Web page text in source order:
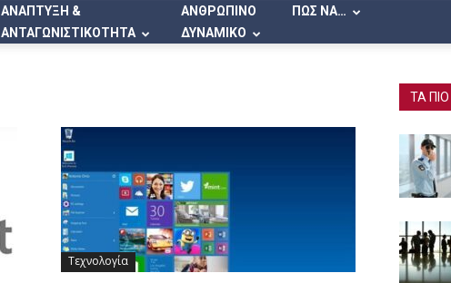
ΑΝΑΠΤΥΞΗ &
ΑΝΤΑΓΩΝΙΣΤΙΚΟΤΗΤΑ
ΑΝΘΡΩΠΙΝΟ
ΔΥΝΑΜΙΚΟ
ΠΩΣ ΝΑ…
Τεχνολογία
ΤΑ